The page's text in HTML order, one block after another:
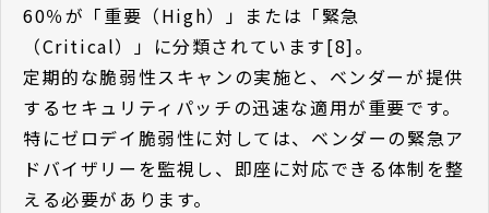
60％が「重要（High）」または「緊急
（Critical）」に分類されています[8]。
定期的な脆弱性スキャンの実施と、ベンダーが提供
するセキュリティパッチの迅速な適用が重要です。
特にゼロデイ脆弱性に対しては、ベンダーの緊急ア
ドバイザリーを監視し、即座に対応できる体制を整
える必要があります。